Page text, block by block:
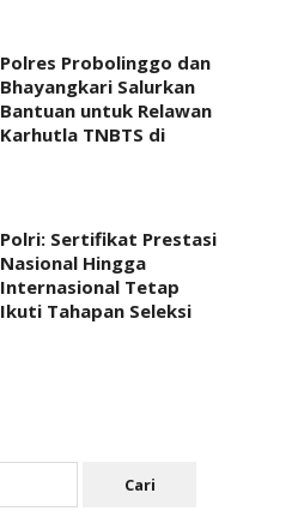
Polres Probolinggo dan
Bhayangkari Salurkan
Bantuan untuk Relawan
Karhutla TNBTS di
Polri: Sertifikat Prestasi
Nasional Hingga
Internasional Tetap
Ikuti Tahapan Seleksi